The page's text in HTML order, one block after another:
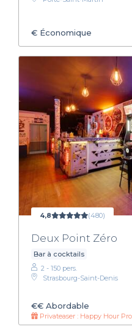
€ Économique
4,8 (480)
Deux Point Zéro
Bar à cocktails
2 - 150 pers.
Strasbourg-Saint-Denis
€€ Abordable
Privateaser : Happy Hour